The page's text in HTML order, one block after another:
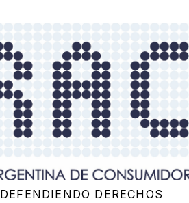
DEFENDIENDO DERECHOS